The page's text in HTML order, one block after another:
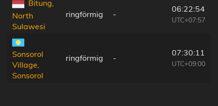
Bitung,
North
Sulawesi
ringförmig -
06:22:54
UTC+07:57
Sonsorol
Village,
Sonsorol
ringförmig -
07:30:11
UTC+09:00